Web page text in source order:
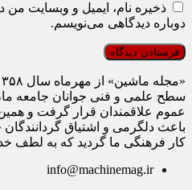
ذخیره نام، ایمیل و وبسایت من
دوباره دیدگاهی می‌نویسم.
سطح علمی و فنی جوانان جامعه
عموم علاقمندان قرار گرفت و
باعث دلگرمی و اشتیاق
کار فرهنگی ما گردید که به لطف
info@machinemag.ir